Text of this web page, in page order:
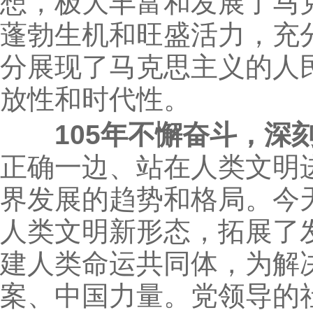
蓬勃生机和旺盛活力，充
分展现了马克思主义的人
放性和时代性。
105年不懈奋斗，深
正确一边、站在人类文
界发展的趋势和格局。今
人类文明新形态，拓展
建人类命运共同体，为解
案、中国力量。党领导的